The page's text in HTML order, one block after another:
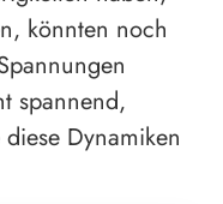
könnten noch
spannend,
Dynamiken